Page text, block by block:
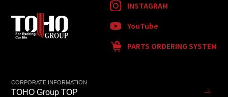
INSTAGRAM
YouTube
PARTS ORDERING SYSTEM
CORPORATE INFORMATION
TOHO Group TOP